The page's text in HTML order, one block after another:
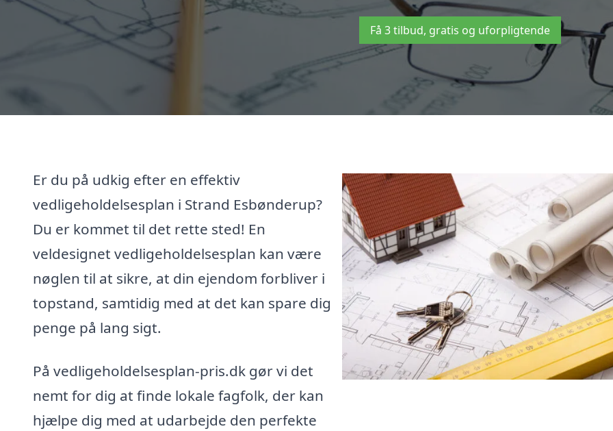
Få 3 tilbud, gratis og uforpligtende
Er du på udkig efter en effektiv
vedligeholdelsesplan i Strand Esbønderup?
Du er kommet til det rette sted! En
veldesignet vedligeholdelsesplan kan være
nøglen til at sikre, at din ejendom forbliver i
topstand, samtidig med at det kan spare dig
penge på lang sigt.
På vedligeholdelsesplan-pris.dk gør vi det
nemt for dig at finde lokale fagfolk, der kan
hjælpe dig med at udarbejde den perfekte